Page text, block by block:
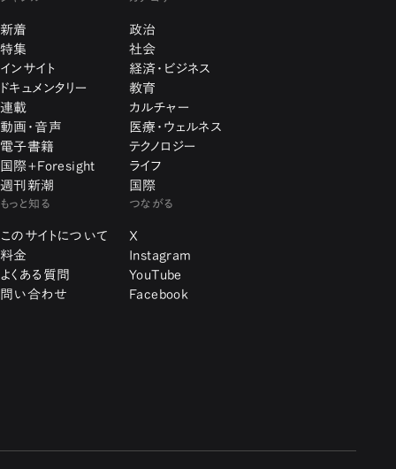
新着
特集
インサイト
ドキュメンタリー
連載
動画・音声
電子書籍
国際+Foresight
週刊新潮
政治
社会
経済・ビジネス
教育
カルチャー
医療・ウェルネス
テクノロジー
ライフ
国際
もっと知る
このサイトについて
料金
よくある質問
問い合わせ
つながる
X
Instagram
YouTube
Facebook